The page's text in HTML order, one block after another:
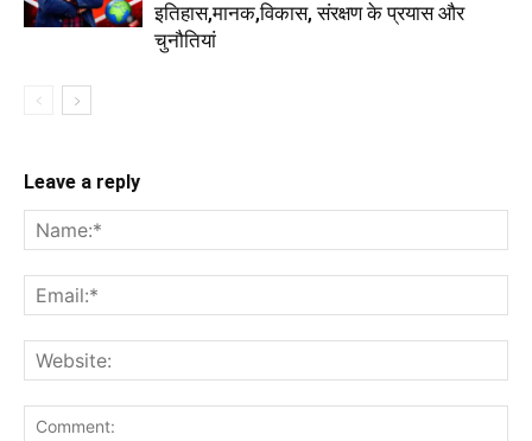
इतिहास,मानक,विकास, संरक्षण के प्रयास और
चुनौतियां
Leave a reply